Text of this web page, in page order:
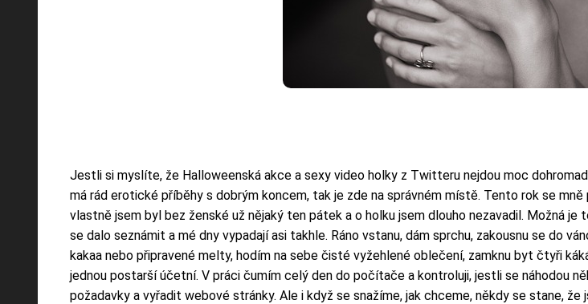
Jestli si myslíte, že Halloweenská akce a sexy video holky z Twitteru nejdou moc
má rád erotické příběhy s dobrým koncem, tak je zde na správném místě. Tento rok se
vlastně jsem byl bez ženské už nějaký ten pátek a o holku jsem dlouho nezavadil. Možná
se dalo seznámit a mé dny vypadají asi takhle. Ráno vstanu, dám sprchu, zakousnu se do
kakaa nebo připravené melty, hodím na sebe čisté vyžehlené oblečení, zamknu byt čtyři
jednou postarší účetní. V práci čumím celý den do počítače a kontroluji, jestli se náhodou
požadavky a vyřadit webové stránky. Ale i když se snažíme, jak chceme, někdy se stane,